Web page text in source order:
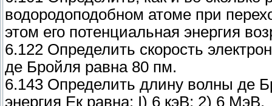
водородоподобном атоме при
этом его потенциальная энергия
6.122 Определить скорость
де Бройля равна 80 пм.
6.143 Определить длину волны де
энергия Ек равна: I) 6 кэВ; 2) 6 МэВ.